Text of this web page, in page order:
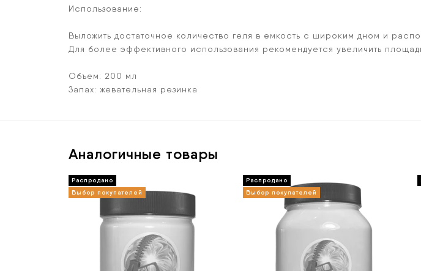
Использование:
Выложить достаточное количество геля в емкость с широким дном и
Для более эффективного использования рекомендуется увеличить
Объем: 200 мл
Запах: жевательная резинка
Аналогичные товары